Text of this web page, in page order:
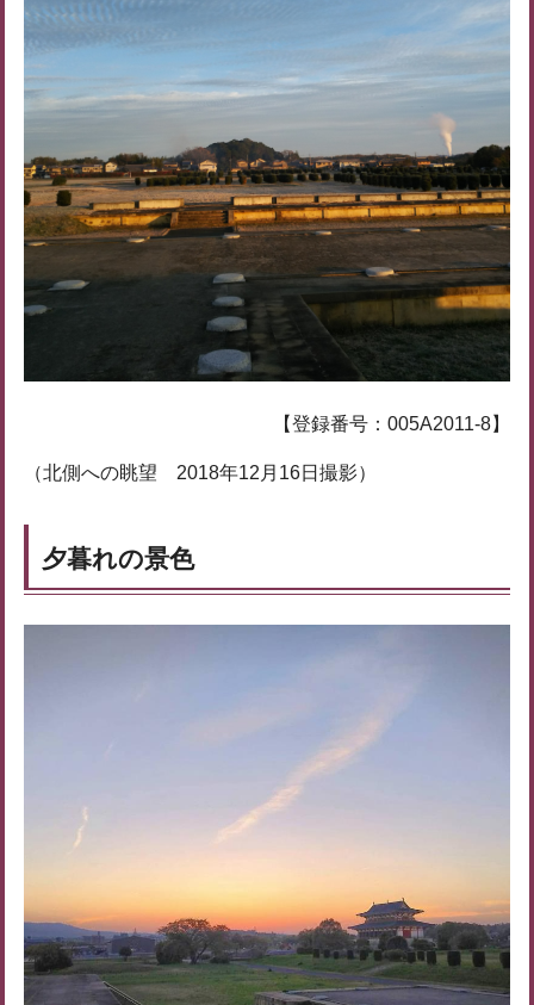
【登録番号：005A2011-8】
（北側への眺望 2018年12月16日撮影）
夕暮れの景色